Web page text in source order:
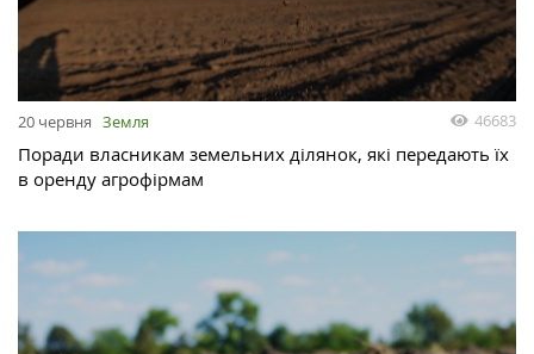
20 червня Земля 46683
Поради власникам земельних ділянок, які передають їх
в оренду агрофірмам